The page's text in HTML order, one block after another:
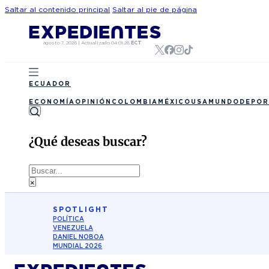
Saltar al contenido principal Saltar al pie de página
agosto 7, 2026 | Actualizado 04:01:28 ECT
ECUADOR
ECONOMÍA OPINIÓN COLOMBIA MÉXICO USA MUNDO
¿Qué deseas buscar?
Buscar
×
SPOTLIGHT
POLÍTICA
VENEZUELA
DANIEL NOBOA
MUNDIAL 2026